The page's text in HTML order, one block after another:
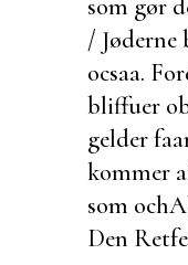
/ Jøderne
ocsaa.
bliffuer
gelder
kommer
som och
Den